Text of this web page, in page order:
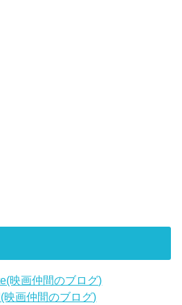
映画仲間のブログ)
映画仲間のブログ)